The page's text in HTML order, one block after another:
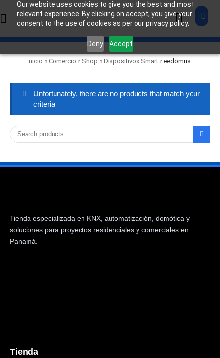
Our website uses cookies to give you the best and most
relevant experience. By clicking on accept, you give your
consent to the use of cookies as per our privacy policy.
Deny Accept
Inicio Comercio Shop Dispositivos Smart eedomus
Unfortunately, there are no products that match your
criteria
Tienda especializada en KNX, automatización, domótica y
soluciones para proyectos residenciales y comerciales en
Panamá.
Tienda